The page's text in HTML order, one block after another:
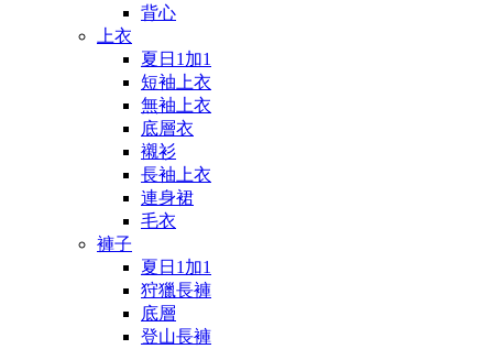
背心
上衣
夏日1加1
短袖上衣
無袖上衣
底層衣
襯衫
長袖上衣
連身裙
毛衣
褲子
夏日1加1
狩獵長褲
底層
登山長褲